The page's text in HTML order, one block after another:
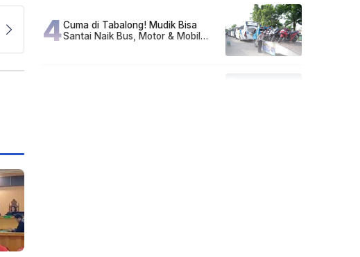
4Cuma di Tabalong! Mudik Bisa
Santai Naik Bus, Motor & Mobil